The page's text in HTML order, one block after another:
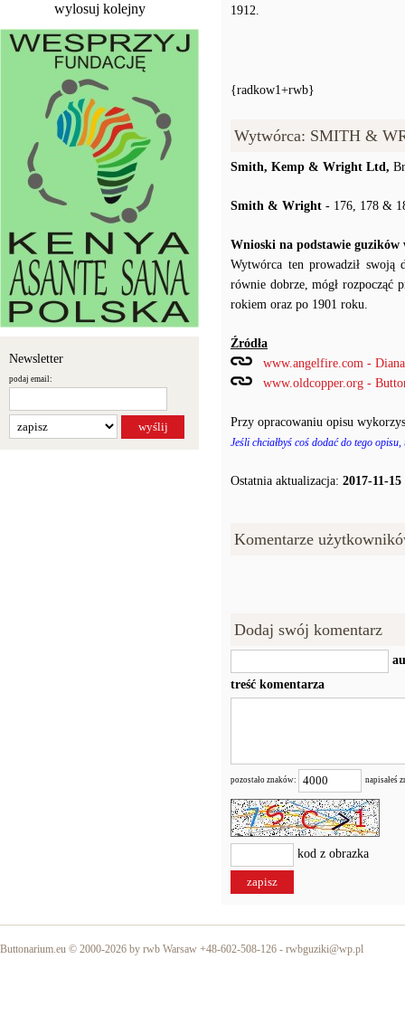
wylosuj kolejny
Newsletter
podaj email:
1912.
{radkow1+rwb}
Wytwórca: SMITH &
Smith, Kemp & Wright Ltd,
Smith & Wright - 176, 178 &
Wnioski na podstawie
Wytwórca ten prowadził swoją
równie dobrze, mógł rozpocząć
rokiem oraz po 1901 roku.
Źródła
www.angelfire.com -
www.oldcopper.org -
Przy opracowaniu opisu
Jeśli chciałbyś coś dodać do tego
Ostatnia aktualizacja: 2017-11-15
Komentarze
Dodaj swój komentarz
treść komentarza
pozostało znaków: napisałeś
kod z obrazka
Buttonarium.eu © 2000-2026 by rwb Warsaw +48-602-508-126 - rwbguziki@wp.pl